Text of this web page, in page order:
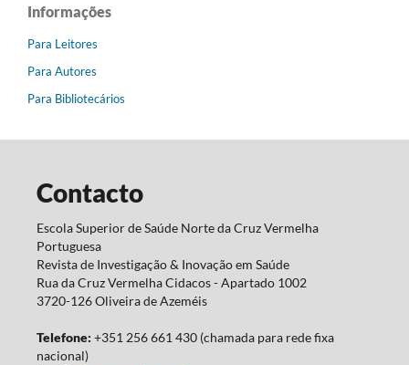
Informações
Para Leitores
Para Autores
Para Bibliotecários
Contacto
Escola Superior de Saúde Norte da Cruz Vermelha
Portuguesa
Revista de Investigação & Inovação em Saúde
Rua da Cruz Vermelha Cidacos - Apartado 1002
3720-126 Oliveira de Azeméis
Telefone: +351 256 661 430 (chamada para rede fixa
nacional)